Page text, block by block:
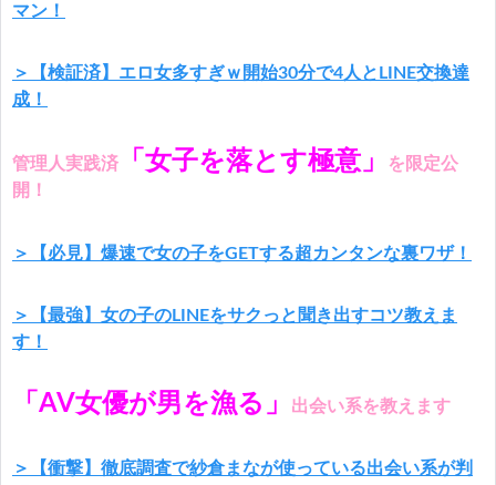
マン！
＞【検証済】エロ女多すぎｗ開始30分で4人とLINE交換達
成！
管理人実践済 「女子を落とす極意」
を限定公
開！
＞【必見】爆速で女の子をGETする超カンタンな裏ワザ！
＞【最強】女の子のLINEをサクっと聞き出すコツ教えま
す！
「AV女優が男を漁る」 出会い系を教えます
＞【衝撃】徹底調査で紗倉まなが使っている出会い系が判